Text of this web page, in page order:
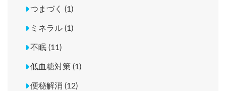
つまづく (1)
ミネラル (1)
不眠 (11)
低血糖対策 (1)
便秘解消 (12)